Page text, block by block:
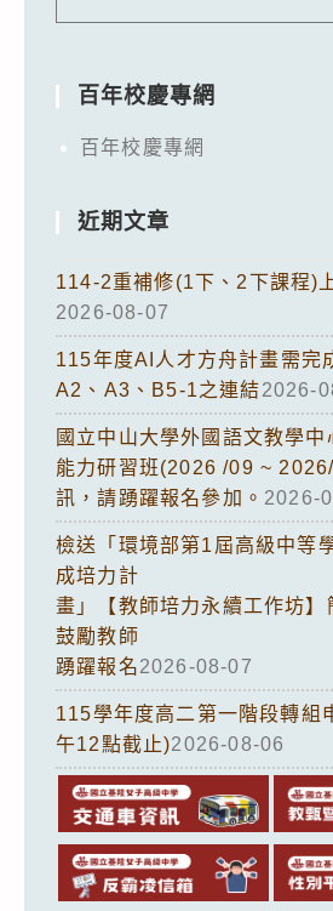
百年校慶專網
百年校慶專網
近期文章
114-2重補修(1下、2下課程)
2026-08-07
115年度AI人才方舟計畫需完
A2、A3、B5-1之連結2026-
國立中山大學外國語文教學
能力研習班(2026 /09 ~
訊，請踴躍報名參加。 2026-
檢送「環境部第1屆高級中等
成培力計
畫」【教師培力永續工作坊】
鼓勵教師
踴躍報名2026-08-07
115學年度高二第一階段轉組
午12點截止)2026-08-06